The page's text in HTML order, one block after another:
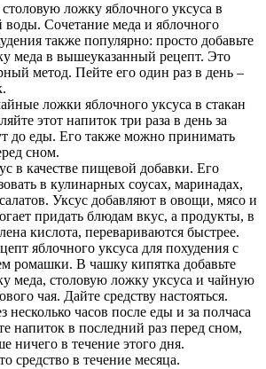
ложку яблочного уксуса в
воды. Сочетание меда и яблочного
также популярно: просто добавьте
меда в вышеуказанный рецепт. Это
метод. Пейте его один раз в день –
ложки яблочного уксуса в стакан
этот напиток три раза в день за
до еды. Его также можно принимать
сном.
в качестве пищевой добавки. Его
в кулинарных соусах, маринадах,
Уксус добавляют в овощи, мясо и
придать блюдам вкус, а продукты, в
кислота, перевариваются быстрее.
яблочного уксуса для похудения с
ромашки. В чашку кипятка добавьте
меда, столовую ложку уксуса и чайную
чая. Дайте средству настояться.
несколько часов после еды и за полчаса
напиток в последний раз перед сном,
ничего в течение этого дня.
средство в течение месяца.